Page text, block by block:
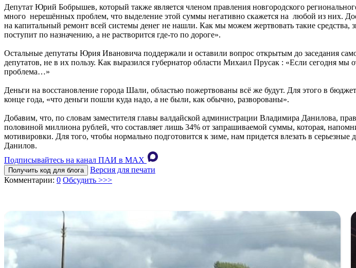
Депутат Юрий Бобрышев, который также является членом правления новгородского
много нерешённых проблем, что выделение этой суммы негативно скажется на любой из них.
на капитальный ремонт всей системы денег не нашли. Как мы можем жертвовать такие
поступит по назначению, а не растворится где-то по дороге».
Остальные депутаты Юрия Ивановича поддержали и оставили вопрос открытым до заседания
депутатов, не в их пользу. Как выразился губернатор области Михаил Прусак : «Если сегодня
проблема…»
Деньги на восстановление города Шали, областью пожертвованы всё же будут. Для этого в
конце года, «что деньги пошли куда надо, а не были, как обычно, разворованы».
Добавим, что, по словам заместителя главы валдайской администрации Владимира Данилова,
половиной миллиона рублей, что составляет лишь 34% от запрашиваемой суммы, которая,
мотивировки. Для того, чтобы нормально подготовится к зиме, нам придется влезать в
Данилов.
Подписывайтесь на канал ПАИ в MAХ
Получить код для блога
Версия для печати
Комментарии: 0 Обсудить >>>